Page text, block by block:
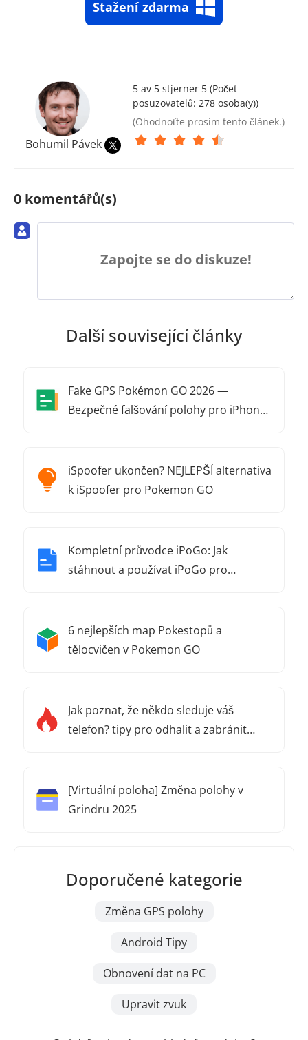
Stažení zdarma
Bohumil Pávek
5 av 5 stjerner 5 (Počet
posuzovatelů: 278osoba(y))
(Ohodnoťte prosím tento článek.)
0 komentářů(s)
Zapojte se do diskuze!
Další související články
Fake GPS Pokémon GO 2026 —
Bezpečné falšování polohy pro iPhone
iSpoofer ukončen? NEJLEPŠÍ alternativa
k iSpoofer pro Pokemon GO
Kompletní průvodce iPoGo: Jak
stáhnout a používat iPoGo pro
6 nejlepších map Pokestopů a
tělocvičen v Pokemon GO
Jak poznat, že někdo sleduje váš
telefon? tipy pro odhalit a zabránit
[Virtuální poloha] Změna polohy v
Grindru 2025
Doporučené kategorie
Změna GPS polohy
Android Tipy
Obnovení dat na PC
Upravit zvuk